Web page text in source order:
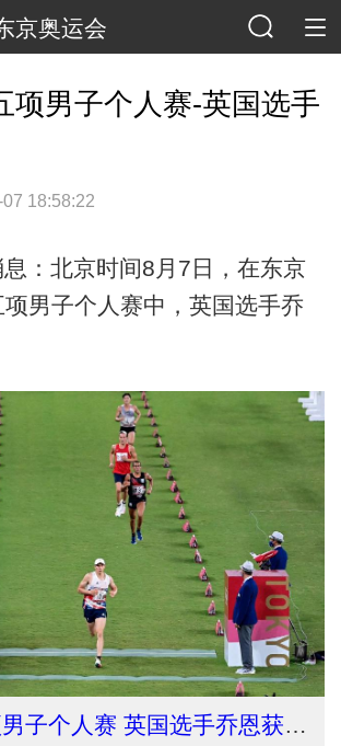
京奥运会
项男子个人赛-英国选手
18:58:22
：北京时间8月7日，在东京
男子个人赛中，英国选手乔
[图]现代五项男子个人赛 英国选手乔恩获得金牌